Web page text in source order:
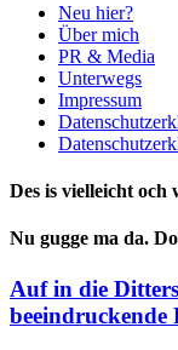
Neu hier?
Über mich
PR & Media
Unterwegs
Impressum
Des is vielleicht och
Nu gugge ma da.
Auf in die
beeindruckende